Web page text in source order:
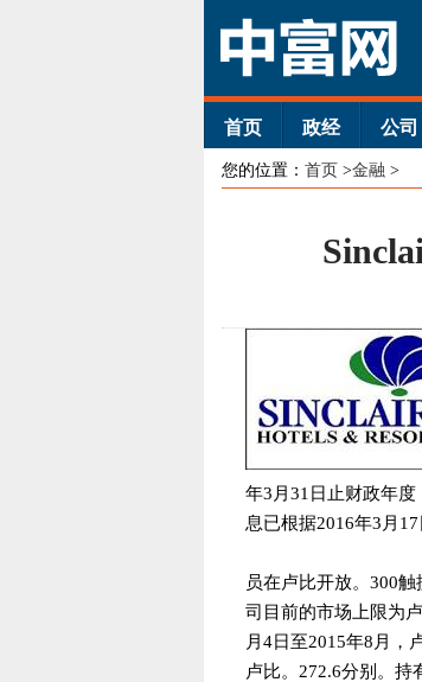
首页 政经 公司
您的位置： 首页 >金融 >
年3月31日止财政年
息已根据2016年3月
员在卢比开放。300
司目前的市场上限为
月4日至2015年8月，
卢比。272.6分别。持